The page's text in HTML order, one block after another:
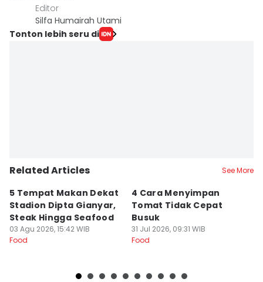
Editor
Silfa Humairah Utami
Tonton lebih seru di
Related Articles See More
5 Tempat Makan Dekat
Stadion Dipta Gianyar,
Steak Hingga Seafood
03 Agu 2026, 15:42 WIB
Food
4 Cara Menyimpan
Tomat Tidak Cepat
Busuk
31 Jul 2026, 09:31 WIB
Food